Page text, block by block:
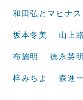
和田弘とマヒナ
坂本冬美 山上
布施明 徳永英明
梓みちよ 森進一